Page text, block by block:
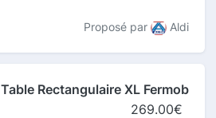
Proposé par Aldi
Table Rectangulaire XL Fermob
269.00€